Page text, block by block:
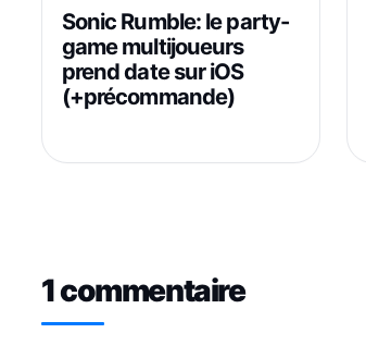
Sonic Rumble: le party-
game multijoueurs
prend date sur iOS
(+précommande)
1 commentaire